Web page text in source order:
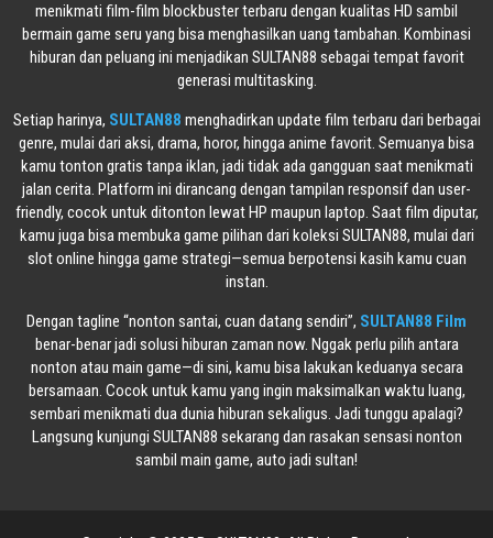
menikmati film-film blockbuster terbaru dengan kualitas HD sambil
bermain game seru yang bisa menghasilkan uang tambahan. Kombinasi
hiburan dan peluang ini menjadikan SULTAN88 sebagai tempat favorit
generasi multitasking.
Setiap harinya, SULTAN88 menghadirkan update film terbaru dari berbagai
genre, mulai dari aksi, drama, horor, hingga anime favorit. Semuanya bisa
kamu tonton gratis tanpa iklan, jadi tidak ada gangguan saat menikmati
jalan cerita. Platform ini dirancang dengan tampilan responsif dan user-
friendly, cocok untuk ditonton lewat HP maupun laptop. Saat film diputar,
kamu juga bisa membuka game pilihan dari koleksi SULTAN88, mulai dari
slot online hingga game strategi—semua berpotensi kasih kamu cuan
instan.
Dengan tagline “nonton santai, cuan datang sendiri”, SULTAN88 Film
benar-benar jadi solusi hiburan zaman now. Nggak perlu pilih antara
nonton atau main game—di sini, kamu bisa lakukan keduanya secara
bersamaan. Cocok untuk kamu yang ingin maksimalkan waktu luang,
sembari menikmati dua dunia hiburan sekaligus. Jadi tunggu apalagi?
Langsung kunjungi SULTAN88 sekarang dan rasakan sensasi nonton
sambil main game, auto jadi sultan!